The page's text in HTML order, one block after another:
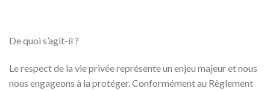
De quoi s’agit-il ?
Le respect de la vie privée représente un enjeu majeur et nous
nous engageons à la protéger. Conformément au Règlement